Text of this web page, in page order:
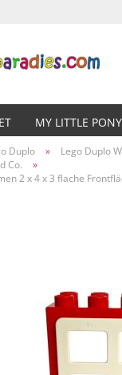
MY LITTLE PONY
Duplo » Lego Duplo
Co.
»
2 x 4 x 3 flache